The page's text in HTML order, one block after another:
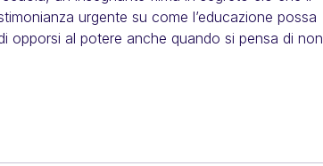
urgente su come l’educazione possa
opporsi al potere anche quando si pensa di non